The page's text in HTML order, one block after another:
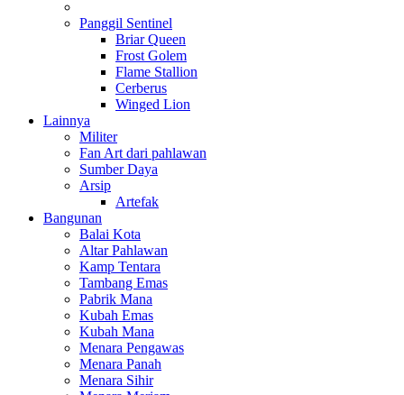
Panggil Sentinel
Briar Queen
Frost Golem
Flame Stallion
Cerberus
Winged Lion
Lainnya
Militer
Fan Art dari pahlawan
Sumber Daya
Arsip
Artefak
Bangunan
Balai Kota
Altar Pahlawan
Kamp Tentara
Tambang Emas
Pabrik Mana
Kubah Emas
Kubah Mana
Menara Pengawas
Menara Panah
Menara Sihir